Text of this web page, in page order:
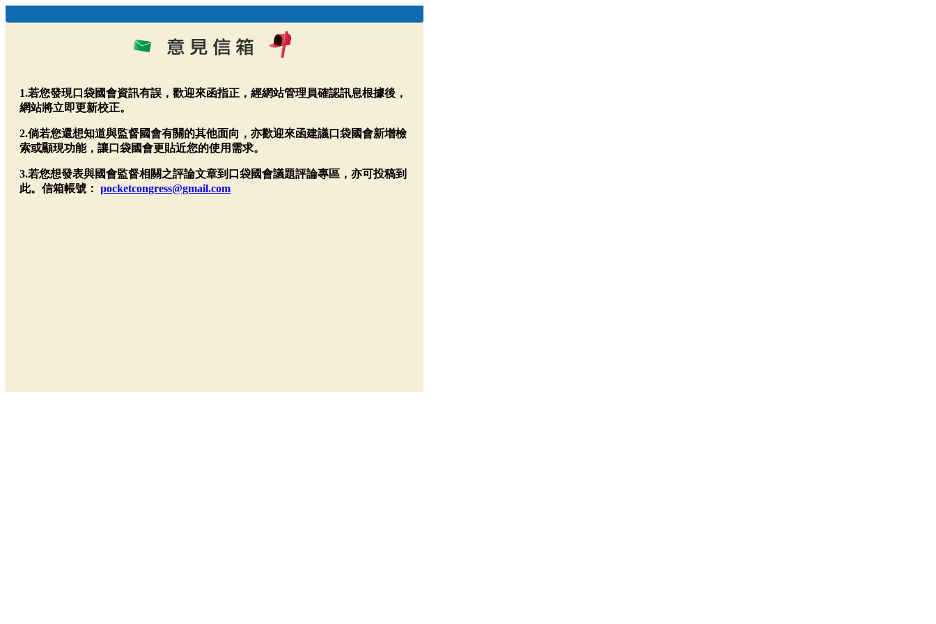
1.若您發現口袋國會資訊有誤，歡迎來函指正，經網站管理員確認訊息根據後，
網站將立即更新校正。
2.倘若您還想知道與監督國會有關的其他面向，亦歡迎來函建議口袋國會新增檢
索或顯現功能，讓口袋國會更貼近您的使用需求。
3.若您想發表與國會監督相關之評論文章到口袋國會議題評論專區，亦可投稿到
此。信箱帳號： pocketcongress@gmail.com